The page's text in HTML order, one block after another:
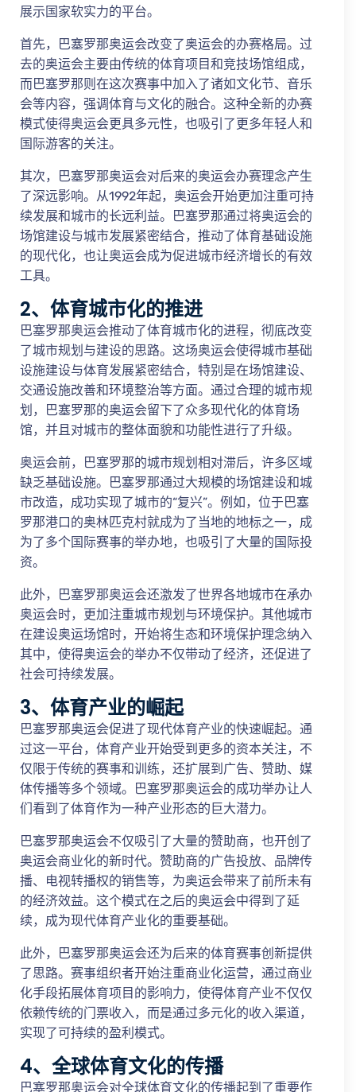
展示国家软实力的平台。
首先，巴塞罗那奥运会改变了奥运会的办赛格局。过
去的奥运会主要由传统的体育项目和竞技场馆组成，
而巴塞罗那则在这次赛事中加入了诸如文化节、音乐
会等内容，强调体育与文化的融合。这种全新的办赛
模式使得奥运会更具多元性，也吸引了更多年轻人和
国际游客的关注。
其次，巴塞罗那奥运会对后来的奥运会办赛理念产生
了深远影响。从1992年起，奥运会开始更加注重可持
续发展和城市的长远利益。巴塞罗那通过将奥运会的
场馆建设与城市发展紧密结合，推动了体育基础设施
的现代化，也让奥运会成为促进城市经济增长的有效
工具。
2、体育城市化的推进
巴塞罗那奥运会推动了体育城市化的进程，彻底改变
了城市规划与建设的思路。这场奥运会使得城市基础
设施建设与体育发展紧密结合，特别是在场馆建设、
交通设施改善和环境整治等方面。通过合理的城市规
划，巴塞罗那的奥运会留下了众多现代化的体育场
馆，并且对城市的整体面貌和功能性进行了升级。
奥运会前，巴塞罗那的城市规划相对滞后，许多区域
缺乏基础设施。巴塞罗那通过大规模的场馆建设和城
市改造，成功实现了城市的“复兴”。例如，位于巴塞
罗那港口的奥林匹克村就成为了当地的地标之一，成
为了多个国际赛事的举办地，也吸引了大量的国际投
资。
此外，巴塞罗那奥运会还激发了世界各地城市在承办
奥运会时，更加注重城市规划与环境保护。其他城市
在建设奥运场馆时，开始将生态和环境保护理念纳入
其中，使得奥运会的举办不仅带动了经济，还促进了
社会可持续发展。
3、体育产业的崛起
巴塞罗那奥运会促进了现代体育产业的快速崛起。通
过这一平台，体育产业开始受到更多的资本关注，不
仅限于传统的赛事和训练，还扩展到广告、赞助、媒
体传播等多个领域。巴塞罗那奥运会的成功举办让人
们看到了体育作为一种产业形态的巨大潜力。
巴塞罗那奥运会不仅吸引了大量的赞助商，也开创了
奥运会商业化的新时代。赞助商的广告投放、品牌传
播、电视转播权的销售等，为奥运会带来了前所未有
的经济效益。这个模式在之后的奥运会中得到了延
续，成为现代体育产业化的重要基础。
此外，巴塞罗那奥运会还为后来的体育赛事创新提供
了思路。赛事组织者开始注重商业化运营，通过商业
化手段拓展体育项目的影响力，使得体育产业不仅仅
依赖传统的门票收入，而是通过多元化的收入渠道，
实现了可持续的盈利模式。
4、全球体育文化的传播
巴塞罗那奥运会对全球体育文化的传播起到了重要作